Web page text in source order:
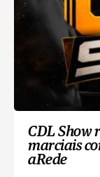
CDL Show
marciais
aRede